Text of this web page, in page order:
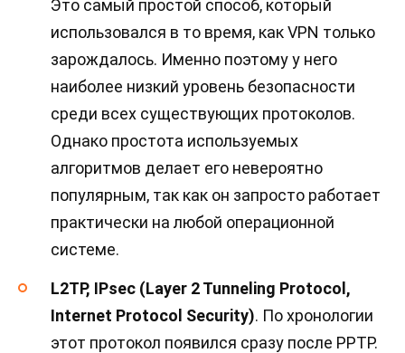
Это самый простой способ, который
использовался в то время, как VPN только
зарождалось. Именно поэтому у него
наиболее низкий уровень безопасности
среди всех существующих протоколов.
Однако простота используемых
алгоритмов делает его невероятно
популярным, так как он запросто работает
практически на любой операционной
системе.
L2TP, IPsec (Layer 2 Tunneling Protocol,
Internet Protocol Security). По хронологии
этот протокол появился сразу после PPTP.